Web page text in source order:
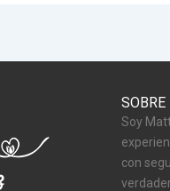
SOBRE
Soy
con